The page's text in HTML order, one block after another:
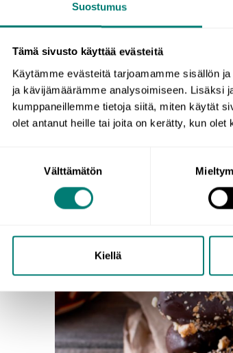
Suostumus
Tämä sivusto käyttää evästeitä
Käytämme evästeitä tarjoamamme sisällön
ja kävijämäärämme analysoimiseen. Lisäksi
kumppaneillemme tietoja siitä, miten käytät
olet antanut heille tai joita on kerätty, kun olet
Välttämätön
Kiellä
warm you up when it’s raining.
You can find appropriate